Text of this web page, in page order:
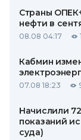
Страны
нефти в
08.08 04:17
Кабмин
07.08 18:23
Начислили
показаний
суда)